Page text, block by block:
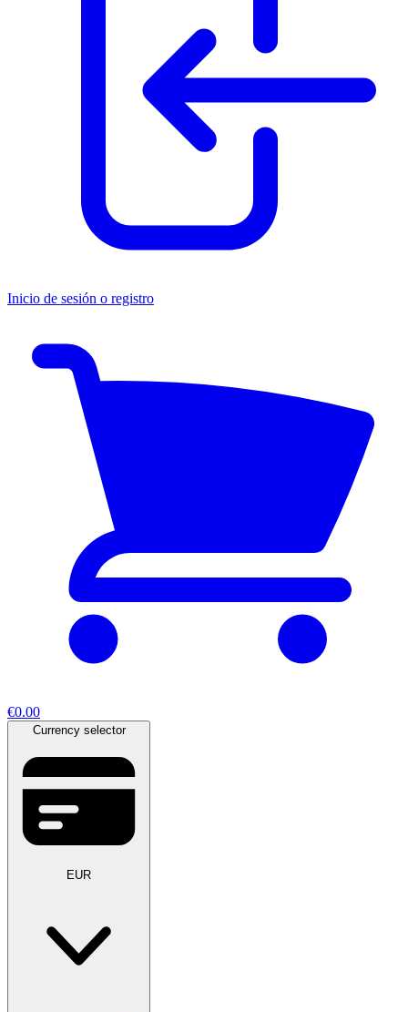
Inicio de sesión o registro
€0.00
Currency selector
EUR